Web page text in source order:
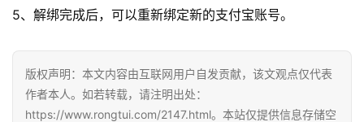
5、解绑完成后，可以重新绑定新的支付宝账号。
版权声明：本文内容由互联网用户自发贡献，该文观点仅代表
作者本人。如若转载，请注明出处：
https://www.rongtui.com/2147.html。本站仅提供信息存储空